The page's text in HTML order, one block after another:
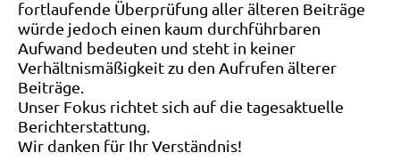
fortlaufende Überprüfung aller älteren Beiträge
würde jedoch einen kaum durchführbaren
Aufwand bedeuten und steht in keiner
Verhältnismäßigkeit zu den Aufrufen älterer
Beiträge.
Unser Fokus richtet sich auf die tagesaktuelle
Berichterstattung.
Wir danken für Ihr Verständnis!